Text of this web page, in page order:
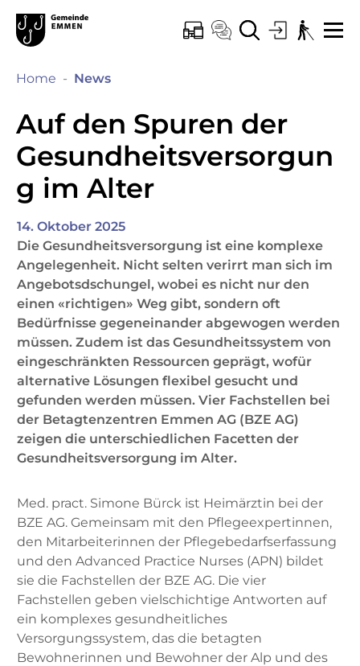
zur Startseite
Direkt zur Hauptnavigation
Direkt zum Inhalt
Direkt zur Suche
Direkt zum Stichwortverzeichnis
KopfzeileEmmen
Hauptnavigation
ONLINE-SCHALTER
KONTAKT
SUCHELOGIN
Hauptinhalt
Home News(ausgewählt)
Auf den Spuren der
Gesundheitsversorgun
g im Alter
14. Oktober 2025
Die Gesundheitsversorgung ist eine komplexe
Angelegenheit. Nicht selten verirrt man sich im
Angebotsdschungel, wobei es nicht nur den
einen «richtigen» Weg gibt, sondern oft
Bedürfnisse gegeneinander abgewogen werden
müssen. Zudem ist das Gesundheitssystem von
eingeschränkten Ressourcen geprägt, wofür
alternative Lösungen ­flexibel gesucht und
gefunden werden müssen. Vier Fachstellen bei
der Betagtenzentren Emmen AG (BZE AG)
zeigen die unterschiedlichen ­Facetten der
Gesundheitsversorgung im Alter.
Med. pract. Simone Bürck ist Heimärztin bei der
BZE AG. Gemeinsam mit den Pflegeexpertinnen,
den Mitarbeiterinnen der Pflegebedarfserfassung
und den Advanced Practice Nurses (APN) bildet
sie die Fachstellen der BZE AG. Die vier
Fachstellen geben vielschichtige Antworten auf
ein komplexes gesundheitliches
Versorgungssystem, das die betagten
Bewohnerinnen und Bewohner der Alp und des